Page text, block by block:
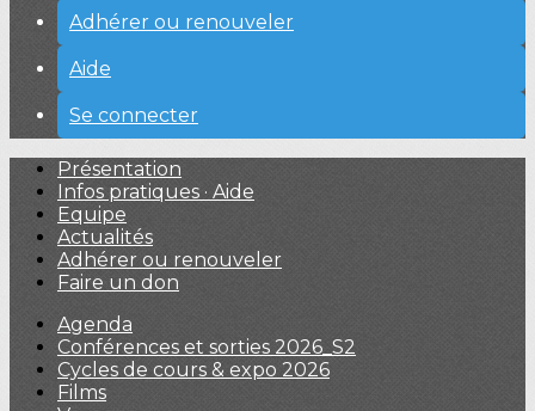
Adhérer ou renouveler
Aide
Se connecter
Présentation
Infos pratiques · Aide
Equipe
Actualités
Adhérer ou renouveler
Faire un don
Agenda
Conférences et sorties 2026_S2
Cycles de cours & expo 2026
Films